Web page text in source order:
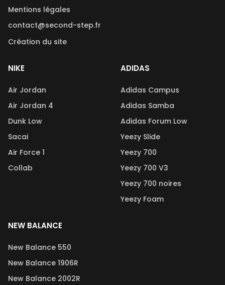
Mentions légales
contact@second-step.fr
Création du site
NIKE
Air Jordan
Air Jordan 4
Dunk Low
Sacai
Air Force 1
Collab
ADIDAS
Adidas Campus
Adidas Samba
Adidas Forum Low
Yeezy Slide
Yeezy 700
Yeezy 700 V3
Yeezy 700 noires
Yeezy Foam
NEW BALANCE
New Balance 550
New Balance 1906R
New Balance 2002R